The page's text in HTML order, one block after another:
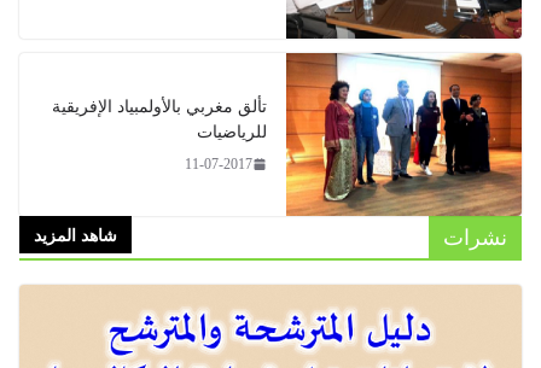
تألق مغربي بالأولمبياد الإفريقية
للرياضيات
11-07-2017
نشرات شاهد المزيد